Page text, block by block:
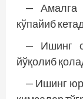
— Амалга
кўпайиб
— Ишинг
йўқолиб
— Ишинг